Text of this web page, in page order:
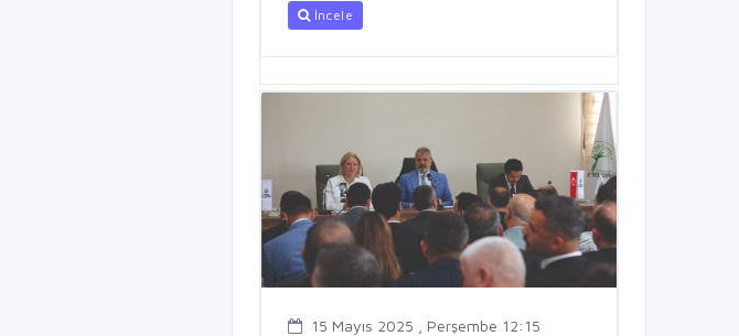
İncele
15 Mayıs 2025 , Perşembe 12:15